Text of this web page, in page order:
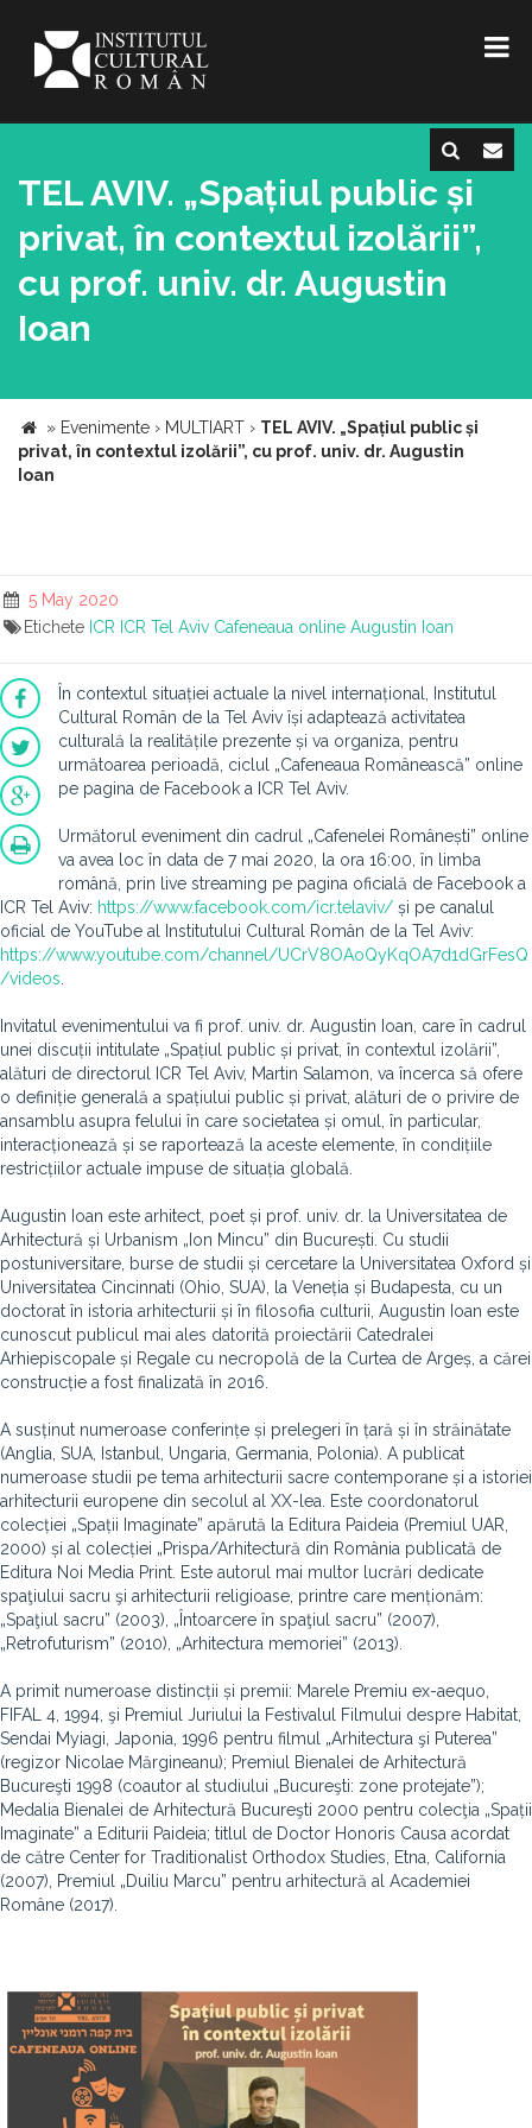
TEL AVIV. „Spațiul public și
privat, în contextul izolării”,
cu prof. univ. dr. Augustin
Ioan
» Evenimente › MULTIART › TEL AVIV. „Spațiul public și
privat, în contextul izolării”, cu prof. univ. dr. Augustin
Ioan
5 May 2020
Etichete ICR ICR Tel Aviv Cafeneaua online Augustin Ioan
În contextul situației actuale la nivel internațional, Institutul
Cultural Român de la Tel Aviv își adaptează activitatea
culturală la realitățile prezente și va organiza, pentru
următoarea perioadă, ciclul „Cafeneaua Românească” online
pe pagina de Facebook a ICR Tel Aviv.
Următorul eveniment din cadrul „Cafenelei Românești” online
va avea loc în data de 7 mai 2020, la ora 16:00, în limba
română, prin live streaming pe pagina oficială de Facebook a
ICR Tel Aviv: https://www.facebook.com/icr.telaviv/ și pe canalul
oficial de YouTube al Institutului Cultural Român de la Tel Aviv:
https://www.youtube.com/channel/UCrV8OAoQyKqOA7d1dGrFesQ
/videos
Invitatul evenimentului va fi prof. univ. dr. Augustin Ioan, care în cadrul
unei discuții intitulate „Spațiul public și privat, în contextul izolării”,
alături de directorul ICR Tel Aviv, Martin Salamon, va încerca să ofere
o definiție generală a spațiului public și privat, alături de o privire de
ansamblu asupra felului în care societatea și omul, în particular,
interacționează și se raportează la aceste elemente, în condițiile
restricțiilor actuale impuse de situația globală.
Augustin Ioan este arhitect, poet și prof. univ. dr. la Universitatea de
Arhitectură și Urbanism „Ion Mincu” din București. Cu studii
postuniversitare, burse de studii și cercetare la Universitatea Oxford și
Universitatea Cincinnati (Ohio, SUA), la Veneția și Budapesta, cu un
doctorat în istoria arhitecturii și în filosofia culturii, Augustin Ioan este
cunoscut publicul mai ales datorită proiectării Catedralei
Arhiepiscopale și Regale cu necropolă de la Curtea de Argeș, a cărei
construcție a fost finalizată în 2016.
A susținut numeroase conferințe și prelegeri în țară și în străinătate
(Anglia, SUA, Istanbul, Ungaria, Germania, Polonia). A publicat
numeroase studii pe tema arhitecturii sacre contemporane și a istoriei
arhitecturii europene din secolul al XX-lea. Este coordonatorul
colecției „Spații Imaginate” apărută la Editura Paideia (Premiul UAR,
2000) și al colecției „Prispa/Arhitectură din România publicată de
Editura Noi Media Print. Este autorul mai multor lucrări dedicate
spaţiului sacru şi arhitecturii religioase, printre care menționăm:
„Spaţiul sacru” (2003), „Întoarcere în spaţiul sacru” (2007),
„Retrofuturism” (2010), „Arhitectura memoriei” (2013).
A primit numeroase distincții și premii: Marele Premiu ex-aequo,
FIFAL 4, 1994, şi Premiul Juriului la Festivalul Filmului despre Habitat,
Sendai Myiagi, Japonia, 1996 pentru filmul „Arhitectura şi Puterea”
(regizor Nicolae Mărgineanu); Premiul Bienalei de Arhitectură
Bucureşti 1998 (coautor al studiului „Bucureşti: zone protejate”);
Medalia Bienalei de Arhitectură Bucureşti 2000 pentru colecţia „Spații
Imaginate” a Editurii Paideia; titlul de Doctor Honoris Causa acordat
de către Center for Traditionalist Orthodox Studies, Etna, California
(2007), Premiul „Duiliu Marcu” pentru arhitectură al Academiei
Române (2017).